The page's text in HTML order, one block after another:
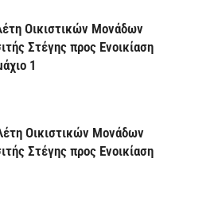
Οικιστικών Μονάδων
Στέγης προς Ενοικίαση
1
Οικιστικών Μονάδων
Στέγης προς Ενοικίαση